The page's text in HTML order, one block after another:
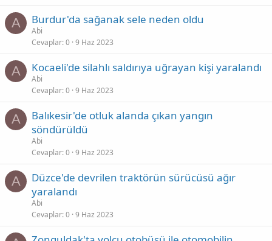
A Burdur'da sağanak sele neden oldu
Abi
Cevaplar 0 9 Haz 2023
A Kocaeli'de silahlı saldırıya uğrayan kişi yaralandı
Abi
Cevaplar 0 9 Haz 2023
A
Balıkesir'de otluk alanda çıkan yangın
söndürüldü
Abi
Cevaplar 0 9 Haz 2023
A
Düzce'de devrilen traktörün sürücüsü ağır
yaralandı
Abi
Cevaplar 0 9 Haz 2023